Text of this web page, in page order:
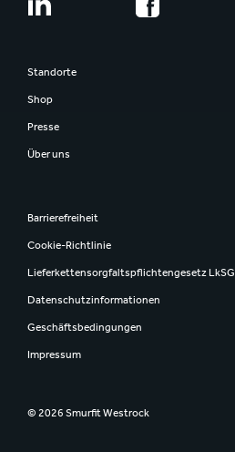
Standorte
Shop
Presse
Über uns
Barrierefreiheit
Cookie-Richtlinie
Lieferkettensorgfaltspflichtengesetz LkSG
Datenschutzinformationen
Geschäftsbedingungen
Impressum
© 2026 Smurfit Westrock